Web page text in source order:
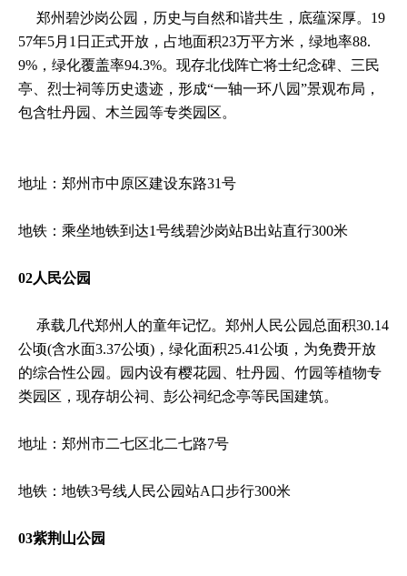
郑州碧沙岗公园，历史与自然和谐共生，底蕴深厚。19
57年5月1日正式开放，占地面积23万平方米，绿地率88.
9%，绿化覆盖率94.3%。现存北伐阵亡将士纪念碑、三民
亭、烈士祠等历史遗迹，形成“一轴一环八园”景观布局，
包含牡丹园、木兰园等专类园区。
地址：郑州市中原区建设东路31号
地铁：乘坐地铁到达1号线碧沙岗站B出站直行300米
02人民公园
承载几代郑州人的童年记忆。郑州人民公园总面积30.14
公顷(含水面3.37公顷)，绿化面积25.41公顷，为免费开放
的综合性公园。园内设有樱花园、牡丹园、竹园等植物专
类园区，现存胡公祠、彭公祠纪念亭等民国建筑。
地址：郑州市二七区北二七路7号
地铁：地铁3号线人民公园站A口步行300米
03紫荆山公园